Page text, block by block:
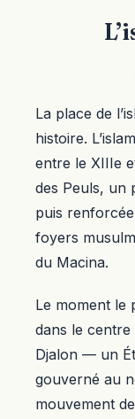
La place de
histoire.
entre le XIIIe
des Peuls, un
puis
foyers
du Macina.
Le moment le
dans le centre
Djalon — un
gouverné au
mouvement